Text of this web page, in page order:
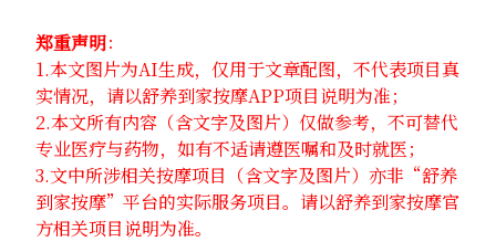
郑重声明：
1.本文图片为AI生成，仅用于文章配图，不代表项目真
实情况，请以舒养到家按摩APP项目说明为准；
2.本文所有内容（含文字及图片）仅做参考，不可替代
专业医疗与药物，如有不适请遵医嘱和及时就医；
3.文中所涉相关按摩项目（含文字及图片）亦非“舒养
到家按摩”平台的实际服务项目。请以舒养到家按摩官
方相关项目说明为准。